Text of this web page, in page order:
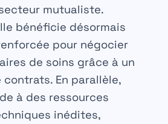
mutualiste.
bénéficie désormais
pour négocier
de soins grâce à un
En parallèle,
à des ressources
inédites,